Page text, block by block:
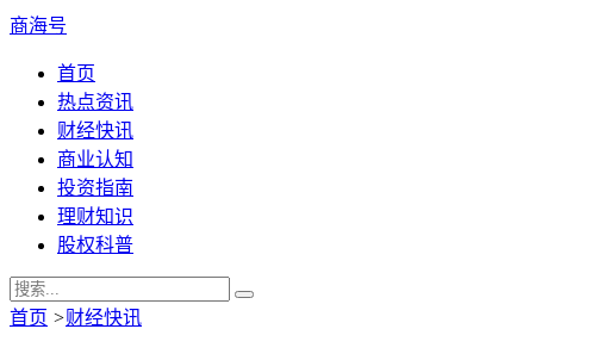
商海号
首页
热点资讯
财经快讯
商业认知
投资指南
理财知识
股权科普
首页 >财经快讯